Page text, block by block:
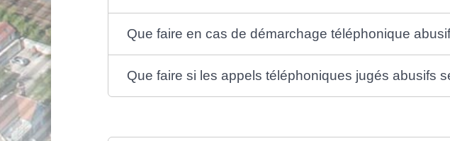
Que faire en cas de démarchage téléphonique
Que faire si les appels téléphoniques jugés abusifs